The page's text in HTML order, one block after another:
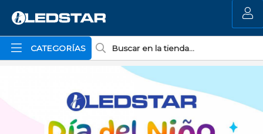
CATEGORÍAS
MI COMPRA